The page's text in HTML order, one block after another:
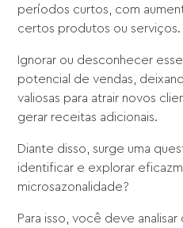
períodos curtos, com
certos produtos ou serviços.
Ignorar ou desconhecer
potencial de vendas,
valiosas para atrair novos
gerar receitas adicionais.
Diante disso, surge uma
identificar e explorar
microsazonalidade?
Para isso, você deve